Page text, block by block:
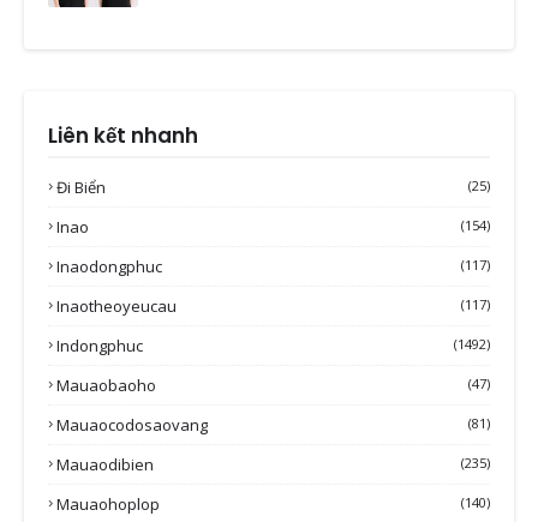
Liên kết nhanh
Đi Biển (25)
Inao (154)
Inaodongphuc (117)
Inaotheoyeucau (117)
Indongphuc (1492)
Mauaobaoho (47)
Mauaocodosaovang (81)
Mauaodibien (235)
Mauaohoplop (140)